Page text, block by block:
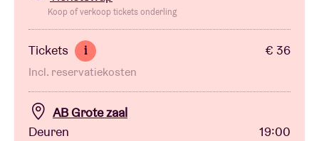
Concertcheque
Over AB
Koop of verkoop tickets onderling
Tickets i € 36
Incl. reservatiekosten
AB Grote zaal
Deuren
19:00